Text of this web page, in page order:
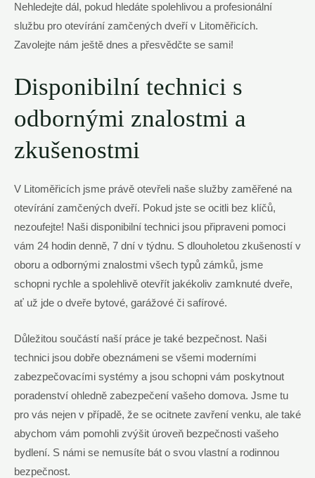
Nehledejte dál, pokud hledáte spolehlivou a profesionální
službu pro otevírání zamčených dveří v Litoměřicích.
Zavolejte nám ještě dnes a přesvědčte se sami!
Disponibilní technici s
odbornými znalostmi a
zkušenostmi
V Litoměřicích jsme právě otevřeli naše služby zaměřené na
otevírání zamčených dveří. Pokud jste se ocitli bez klíčů,
nezoufejte! Naši disponibilní technici jsou připraveni pomoci
vám 24 hodin denně, 7 dní v týdnu. S dlouholetou zkušeností v
oboru a odbornými znalostmi všech typů zámků, jsme
schopni rychle a spolehlivě otevřít jakékoliv zamknuté dveře,
ať už jde o dveře bytové, garážové či safírové.
Důležitou součástí naší práce je také bezpečnost. Naši
technici jsou dobře obeznámeni se všemi moderními
zabezpečovacími systémy a jsou schopni vám poskytnout
poradenství ohledně zabezpečení vašeho domova. Jsme tu
pro vás nejen v případě, že se ocitnete zavření venku, ale také
abychom vám pomohli zvýšit úroveň bezpečnosti vašeho
bydlení. S námi se nemusíte bát o svou vlastní a rodinnou
bezpečnost.